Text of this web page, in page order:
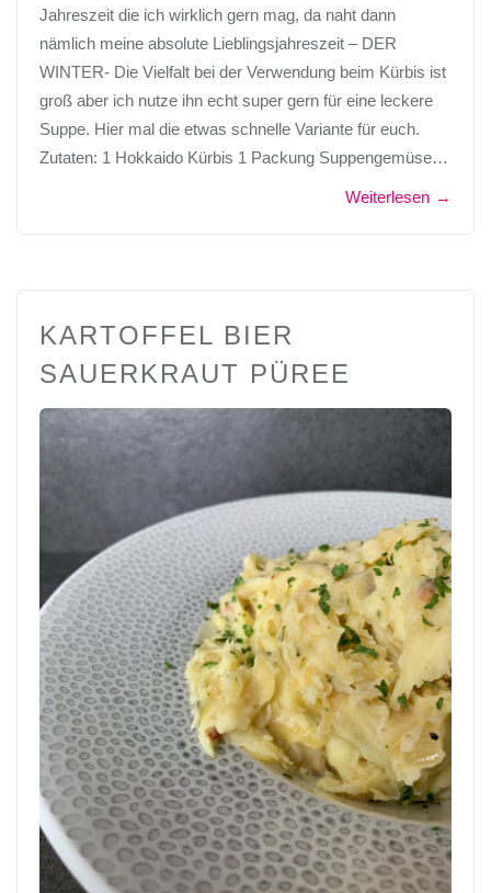
Jahreszeit die ich wirklich gern mag, da naht dann
nämlich meine absolute Lieblingsjahreszeit – DER
WINTER- Die Vielfalt bei der Verwendung beim Kürbis ist
groß aber ich nutze ihn echt super gern für eine leckere
Suppe. Hier mal die etwas schnelle Variante für euch.
Zutaten: 1 Hokkaido Kürbis 1 Packung Suppengemüse…
Weiterlesen →
KARTOFFEL BIER
SAUERKRAUT PÜREE